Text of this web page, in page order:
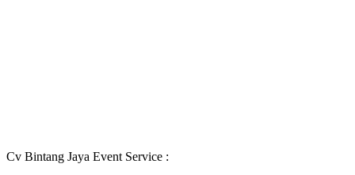
Cv Bintang Jaya Event Service :